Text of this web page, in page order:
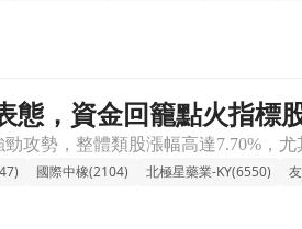
態，資金回籠點火指標
國際中橡(2104) 北極星藥業-KY(6550)